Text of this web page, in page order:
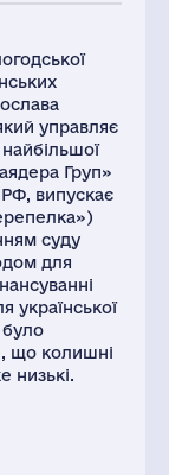
управляє
найбільшої
Груп»
випускає
суду
для
української
було
що колишні
низькі.